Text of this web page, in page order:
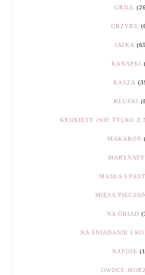
GRILL
GRZYBY
JAJKA
KANAPKI
KASZA
KLUSKI
KROKIETY (NIE TYLKO Z
MAKARON
MARYNATY
MASŁA I
MIĘSA
NA OBIAD
NA ŚNIADANIE I
NAPOJE
OWOCE